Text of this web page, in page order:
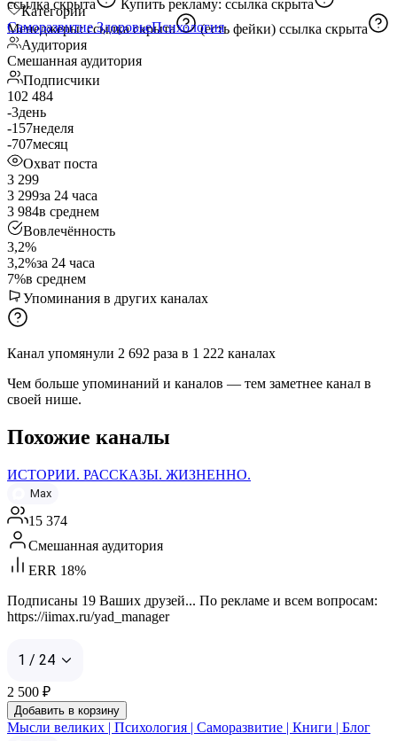
ссылка скрыта
Купить рекламу: ссылка скрыта
Менеджеры:ссылка скрыта (есть фейки) ссылка скрыта
Категории
СаморазвитиеЗдоровьеПсихология
Аудитория
Смешанная аудитория
Подписчики
102 484
-3день
-157неделя
-707месяц
Охват поста
3 299
3 299за 24 часа
3 984в среднем
Вовлечённость
3,2%
3,2%за 24 часа
7%в среднем
Упоминания в других каналах
Канал упомянули 2 692 раза в 1 222 каналах
Чем больше упоминаний и каналов — тем заметнее канал в
своей нише.
Похожие каналы
ИСТОРИИ. РАССКАЗЫ. ЖИЗНЕННО.
Max
15 374
Смешанная аудитория
ERR 18%
Подписаны 19 Ваших друзей... По рекламе и всем вопросам:
https://iimax.ru/yad_manager
1 / 24
2 500 ₽
Добавить в корзину
Мысли великих | Психология | Саморазвитие | Книги | Блог